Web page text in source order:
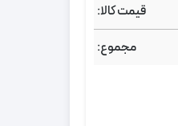
قیمت کالا:
مجموع: